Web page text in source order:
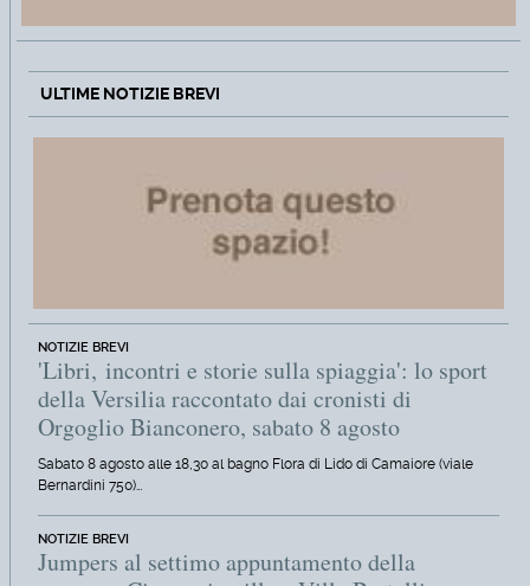
ULTIME NOTIZIE BREVI
NOTIZIE BREVI
'Libri, incontri e storie sulla spiaggia': lo sport
della Versilia raccontato dai cronisti di
Orgoglio Bianconero, sabato 8 agosto
Sabato 8 agosto alle 18,30 al bagno Flora di Lido di Camaiore (viale
Bernardini 750)…
NOTIZIE BREVI
Jumpers al settimo appuntamento della